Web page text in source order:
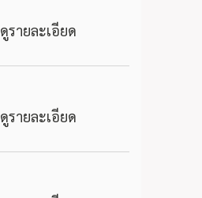
ดูรายละเอียด
ดูรายละเอียด